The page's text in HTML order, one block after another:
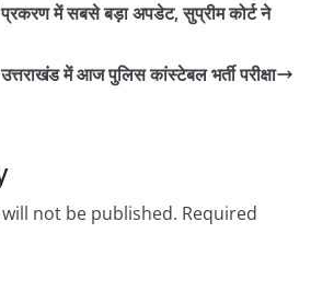
प्रकरण में सबसे बड़ा अपडेट, सुप्रीम कोर्ट ने
उत्तराखंड में आज पुलिस कांस्टेबल भर्ती परीक्षा
not be published. Required